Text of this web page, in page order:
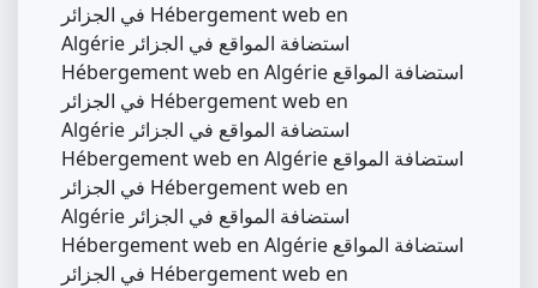
في الجزائر Hébergement web en
Algérie استضافة المواقع في الجزائر
Hébergement web en Algérie استضافة المواقع
في الجزائر Hébergement web en
Algérie استضافة المواقع في الجزائر
Hébergement web en Algérie استضافة المواقع
في الجزائر Hébergement web en
Algérie استضافة المواقع في الجزائر
Hébergement web en Algérie استضافة المواقع
في الجزائر Hébergement web en